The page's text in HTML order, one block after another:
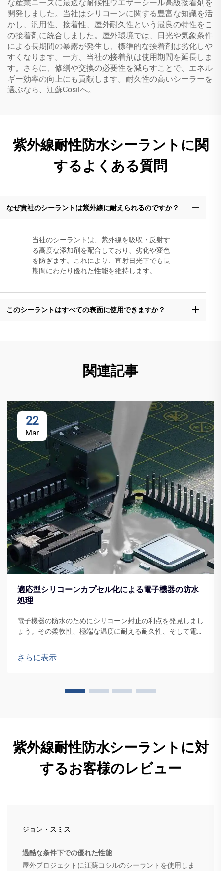
な産業ニーズに最適な耐候性ウエザーシール高級接着剤を
開発しました。当社はシリコーンに関する豊富な知識を活
かし、汎用性、接着性、屋外耐久性という最良の特性をこ
の接着剤に統合しました。屋外環境では、日光や気象条件
による長期間の暴露が発生し、標準的な接着剤は劣化しや
すくなります。一方、当社の接着剤は使用期間を延長しま
す。さらに、修繕や交換の必要性を減らすことで、エネル
ギー効率の向上にも貢献します。耐久性の高いシーラーを
選ぶなら、江蘇Cosilへ。
紫外線耐性防水シーラントに関
するよくある質問
なぜ貴社のシーラントは紫外線に耐えられるのですか？
当社のシーラントは、紫外線を吸収・反射す
る高度な添加剤を配合しており、劣化や変色
を防ぎます。これにより、直射日光下でも長
期間にわたり優れた性能を維持します。
このシーラントはすべての表面に使用できますか？
関連記事
22
Mar
適応型シリコーンカプセル化による電子機器の防水
処理
電子機器の防水のためにシリコーン封止の利点を発見しまし
ょう。その柔軟性、極端な温度に耐える耐久性、そして電気
びましょう。
さらに表示
紫外線耐性防水シーラントに対
するお客様のレビュー
ジョン・スミス
過酷な条件下での優れた性能
屋外プロジェクトに江蘇コシルのシーラントを使用しま